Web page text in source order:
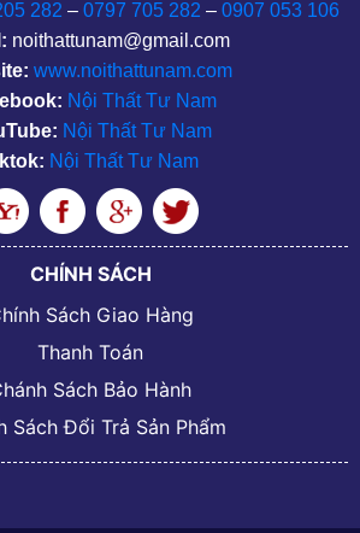
282 – 0797 705 282 – 0907 053 106
noithattunam@gmail.com
www.noithattunam.com
Nội Thất Tư Nam
Nội Thất Tư Nam
Nội Thất Tư Nam
CHÍNH SÁCH
Sách Giao Hàng
Thanh Toán
Sách Bảo Hành
Sách Đổi Trả Sản Phẩm